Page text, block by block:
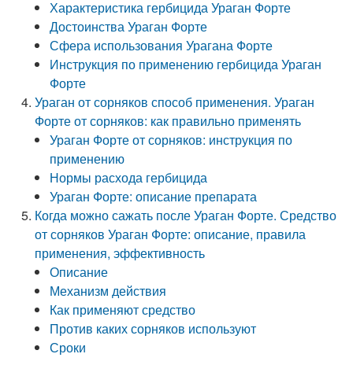
Характеристика гербицида Ураган Форте
Достоинства Ураган Форте
Сфера использования Урагана Форте
Инструкция по применению гербицида Ураган
Форте
Ураган от сорняков способ применения. Ураган
Форте от сорняков: как правильно применять
Ураган Форте от сорняков: инструкция по
применению
Нормы расхода гербицида
Ураган Форте: описание препарата
Когда можно сажать после Ураган Форте. Средство
от сорняков Ураган Форте: описание, правила
применения, эффективность
Описание
Механизм действия
Как применяют средство
Против каких сорняков используют
Сроки